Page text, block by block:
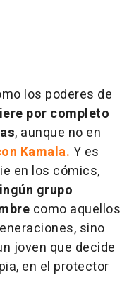
los poderes de
por completo
, aunque no en
Kamala. Y es
en los cómics,
grupo
como aquellos
sino
joven que decide
en el protector